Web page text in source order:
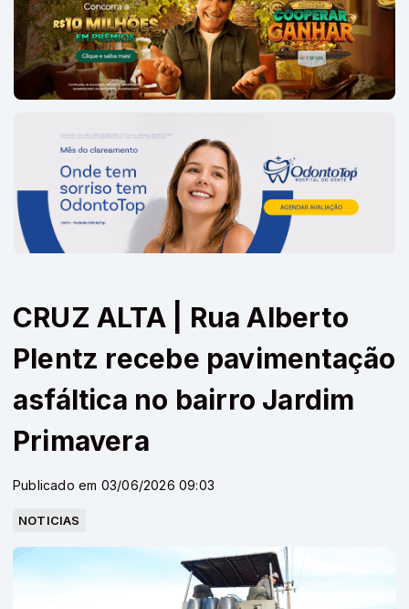
CRUZ ALTA | Rua Alberto
Plentz recebe pavimentação
asfáltica no bairro Jardim
Primavera
Publicado em 03/06/2026 09:03
NOTICIAS